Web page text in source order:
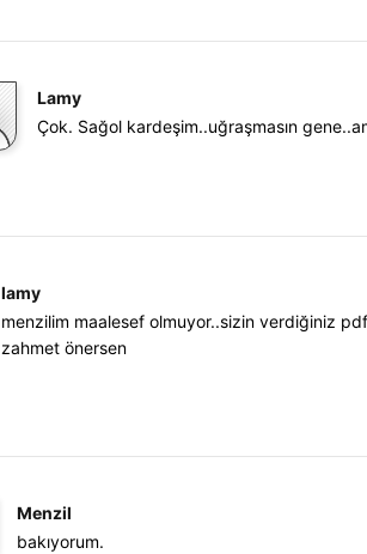
Lamy
Çok. Sağol kardeşim..uğraşmasın
lamy
menzilim maalesef olmuyor..sizin verdiğiniz
zahmet önersen
Menzil
bakıyorum.